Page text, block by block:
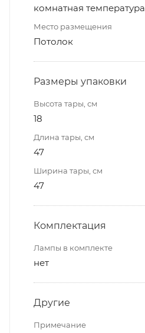
комнатная температура
Место размещения
Потолок
Размеры упаковки
Высота тары, см
18
Длина тары, см
47
Ширина тары, см
47
Комплектация
Лампы в комплекте
нет
Другие
Примечание